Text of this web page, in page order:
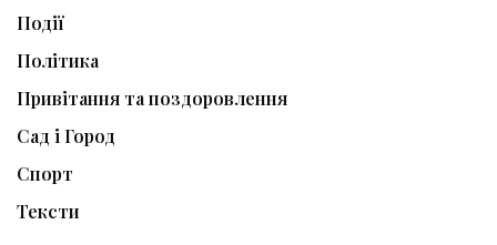
Події
Політика
Привітання та поздоровлення
Сад і Город
Спорт
Тексти